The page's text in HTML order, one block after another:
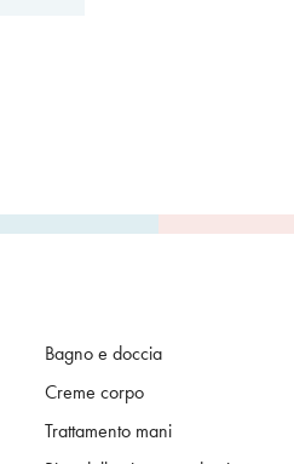
Bagno e doccia
Creme corpo
Trattamento mani